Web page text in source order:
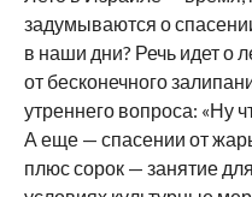
задумываются о
в наши дни? Речь идет о
от бесконечного
утреннего вопроса: «Ну
А еще — спасении от
плюс сорок — занятие